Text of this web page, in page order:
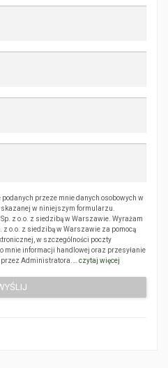
przeze mnie danych osobowych w
w niniejszym formularzu.
z o.o. z siedzibą w Warszawie. Wyrażam
z o.o. z siedzibą w Warszawie za pomocą
w szczególności poczty
mnie informacji handlowej oraz przesyłanie
przez Administratora.… czytaj więcej